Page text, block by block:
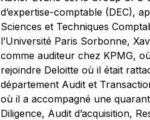
d’expertise-comptable (DEC),
Sciences et Techniques
l’Université Paris Sorbonne,
comme auditeur chez KPMG,
rejoindre Deloitte où il était
département Audit et
où il a accompagné une
Diligence, Audit d’acquisition,